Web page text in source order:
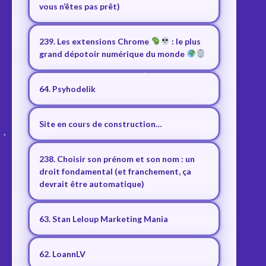
vous n’êtes pas prêt)
239. Les extensions Chrome
: le plus
grand dépotoir numérique du monde
64. Psyhodelik
Site en cours de construction…
238. Choisir son prénom et son nom : un
droit fondamental (et franchement, ça
devrait être automatique)
63. Stan Leloup Marketing Mania
62. LoannLV